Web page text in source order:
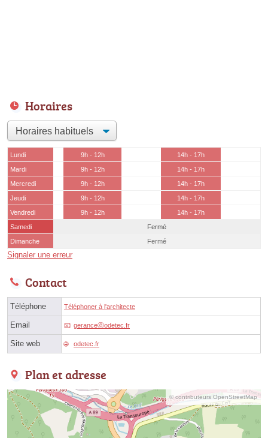
Horaires
Lundi 9h - 12h
14h - 17h
Mardi
9h - 12h
14h - 17h
Mercredi
9h - 12h
14h - 17h
Jeudi
9h - 12h
14h - 17h
Vendredi
9h - 12h
14h - 17h
Samedi
Fermé
Dimanche
Fermé
Signaler une erreur
Contact
Téléphone Téléphoner à l'architecte
Email geranceⓐodetec.fr
Site web odetec.fr
Plan et adresse
© contributeurs OpenStreetMap